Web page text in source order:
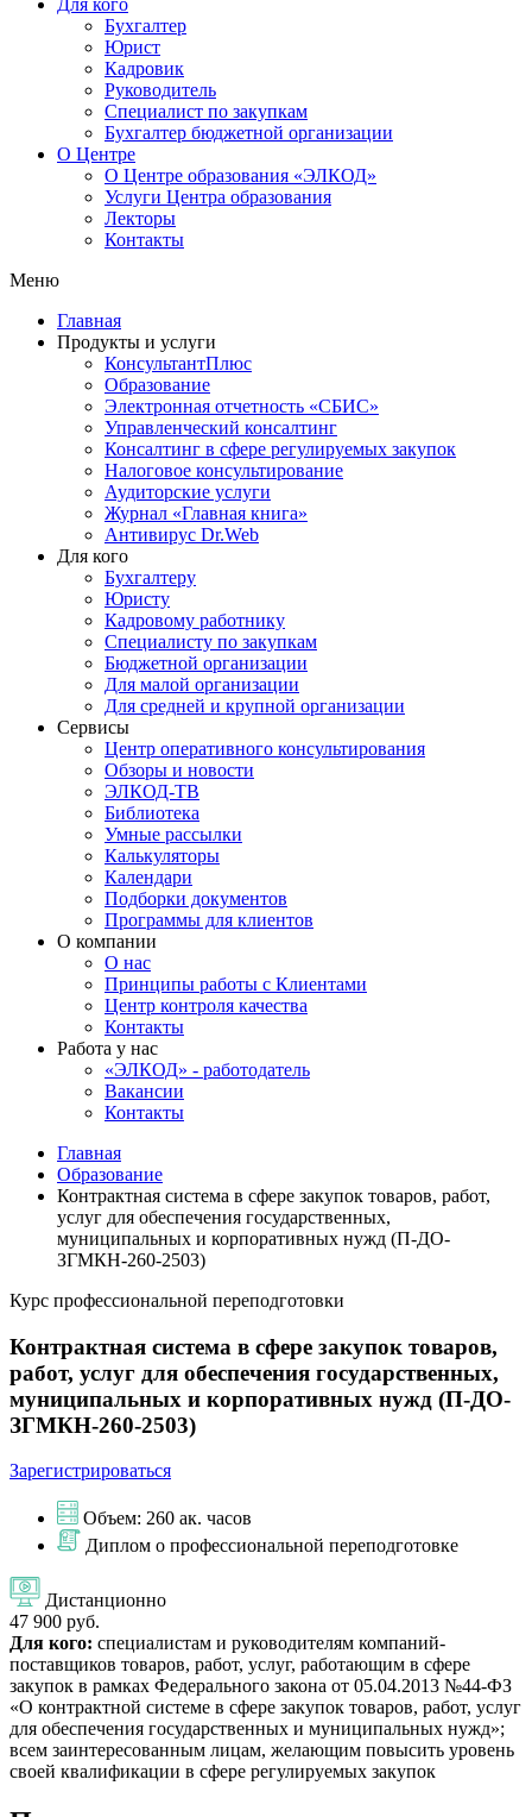
Для кого
Бухгалтер
Юрист
Кадровик
Руководитель
Специалист по закупкам
Бухгалтер бюджетной организации
О Центре
О Центре образования «ЭЛКОД»
Услуги Центра образования
Лекторы
Контакты
Меню
Главная
Продукты и услуги
КонсультантПлюс
Образование
Электронная отчетность «СБИС»
Управленческий консалтинг
Консалтинг в сфере регулируемых закупок
Налоговое консультирование
Аудиторские услуги
Журнал «Главная книга»
Антивирус Dr.Web
Для кого
Бухгалтеру
Юристу
Кадровому работнику
Специалисту по закупкам
Бюджетной организации
Для малой организации
Для средней и крупной организации
Сервисы
Центр оперативного консультирования
Обзоры и новости
ЭЛКОД-ТВ
Библиотека
Умные рассылки
Калькуляторы
Календари
Подборки документов
Программы для клиентов
О компании
О нас
Принципы работы с Клиентами
Центр контроля качества
Контакты
Работа у нас
«ЭЛКОД» - работодатель
Вакансии
Контакты
Главная
Образование
Контрактная система в сфере закупок товаров, работ,
услуг для обеспечения государственных,
муниципальных и корпоративных нужд (П-ДО-
ЗГМКН-260-2503)
Курс профессиональной переподготовки
Контрактная система в сфере закупок товаров,
работ, услуг для обеспечения государственных,
муниципальных и корпоративных нужд (П-ДО-
ЗГМКН-260-2503)
Зарегистрироваться
Объем: 260 ак. часов
Диплом о профессиональной переподготовке
Дистанционно
47 900 руб.
Для кого: специалистам и руководителям компаний-
поставщиков товаров, работ, услуг, работающим в сфере
закупок в рамках Федерального закона от 05.04.2013 №44-ФЗ
«О контрактной системе в сфере закупок товаров, работ, услуг
для обеспечения государственных и муниципальных нужд»;
всем заинтересованным лицам, желающим повысить уровень
своей квалификации в сфере регулируемых закупок